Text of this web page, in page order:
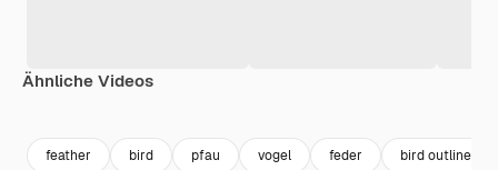
Ähnliche Videos
feather bird pfau vogel feder bird outline